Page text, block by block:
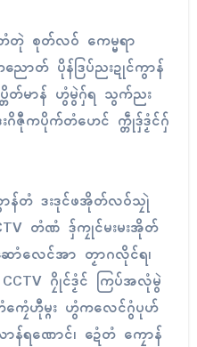
တုဲ စုတ်လဝ် ကေမ္မရာ
ာတ် ပိုန်ဒြပ်ညးဍုၚ်ကွာန်
တိတ်မာန် ဟွံမွဲဂှ်ရ သွက်ညး
ဂိဇီုကပိုက်တံဟေၚ် က္တဵုဒှ်ဒၟံၚ်ဂှ်
န်တံ ဒးဒုၚ်ဖအိုတ်လဝ်သၠုဲ
တံဏံ ဒှ်ကၠုၚ်မးမးအိုတ်
ာံလေၚ်အာ တၟာဂလိုၚ်ရ၊
ဂၠိုၚ်ဒၟံၚ် ကြပ်အလုံမွဲ
ကၠေံဟီုမ္ဂး ဟွံကလေၚ်ဂွံပုဟ်
ရဏောၚ်၊ ဍေံတံ ကၠောန်